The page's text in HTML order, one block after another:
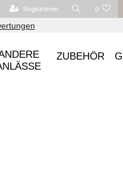
Registrieren 0
ZUBEHÖR